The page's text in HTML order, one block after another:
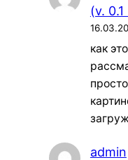
(v.
как
admin